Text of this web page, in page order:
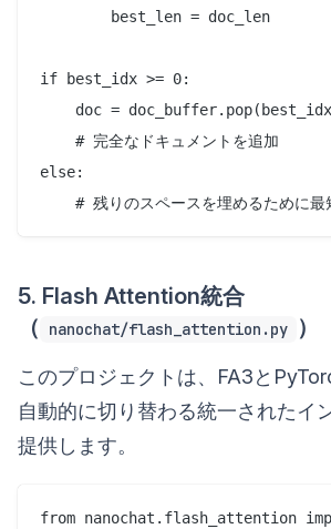
        best_len = doc_len
if best_idx >= 0:
doc =
    # 完全なドキュメントを追加
else:
5. Flash Attention統合
（
nanochat/flash_attention.py ）
このプロジェクトは、FA3と
自動的に切り替わる統一されたイ
提供します。
from nanochat.flash_attention